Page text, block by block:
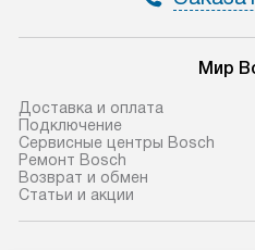
Мир
Доставка и оплата
Подключение
Сервисные центры Bosch
Ремонт Bosch
Возврат и обмен
Статьи и акции